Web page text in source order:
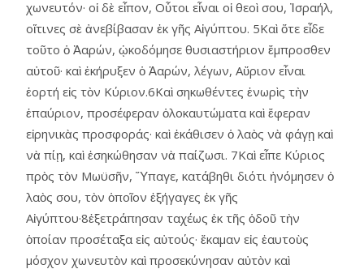
χωνευτόν· οἱ δὲ εἶπον, Οὗτοι εἶναι οἱ θεοὶ σου, Ἰσραήλ,
οἵτινες σὲ ἀνεβίβασαν ἐκ γῆς Αἰγύπτου. 5Καὶ ὅτε εἶδε
τοῦτο ὁ Ἀαρών, ᾠκοδόμησε θυσιαστήριον ἔμπροσθεν
αὐτοῦ· καὶ ἐκήρυξεν ὁ Ἀαρών, λέγων, Αὔριον εἶναι
ἑορτή εἰς τὸν Κύριον.6Καὶ σηκωθέντες ἐνωρὶς τὴν
ἐπαύριον, προσέφεραν ὁλοκαυτώματα καὶ ἔφεραν
εἰρηνικὰς προσφοράς· καὶ ἐκάθισεν ὁ λαὸς νὰ φάγῃ καὶ
νὰ πίῃ, καὶ ἐσηκώθησαν νὰ παίζωσι. 7Καὶ εἶπε Κύριος
πρὸς τὸν Μωϋσῆν, Ὕπαγε, κατάβηθι διότι ἠνόμησεν ὁ
λαὸς σου, τὸν ὁποῖον ἐξήγαγες ἐκ γῆς
Αἰγύπτου·8ἐξετράπησαν ταχέως ἐκ τῆς ὁδοῦ τὴν
ὁποίαν προσέταξα εἰς αὐτούς· ἔκαμαν εἰς ἑαυτοὺς
μόσχον χωνευτὸν καὶ προσεκύνησαν αὐτὸν καὶ